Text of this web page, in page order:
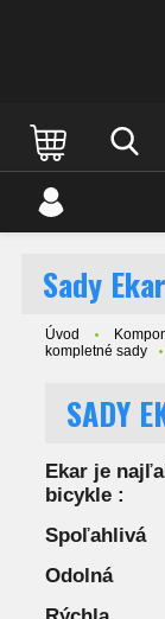
Sady
Úvod
kompletné sady
SADY
Ekar je
bicykle :
Spoľahlivá
Odolná